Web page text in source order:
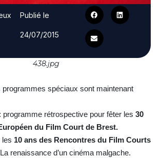
Publié le
24/07/2015
438.jpg
spéciaux sont maintenant
programme rétrospective pour fêter les 30
du Film Court de Brest.
les 10 ans des Rencontres du Film Courts
renaissance d’un cinéma malgache.